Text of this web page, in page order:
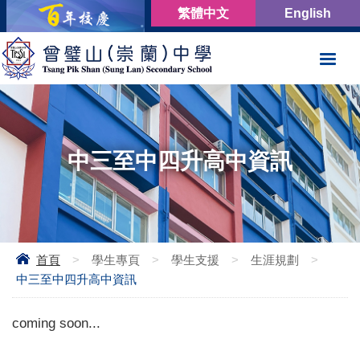
English
繁體中文
中三至中四升高中資訊
首頁 > 學生專頁 > 學生支援 > 生涯規劃
>
中三至中四升高中資訊
coming soon...